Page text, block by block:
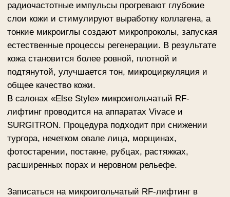
Записаться на микроигольчатый RF-лифтинг в
Москве можно в салонах «Else Style». Оставьте
заявку на сайте или телефону: +7 495 234 4444(доб.
Глаголева, 26/49; 3 — Адмирала Макарова, 6/13).
стоимость от 8 500 ₽
ЗАПИСАТЬСЯ НА КОНСУЛЬТАЦИЮ
Цены